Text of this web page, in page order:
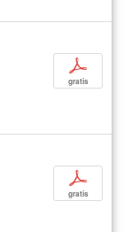
p
gratis
p
gratis